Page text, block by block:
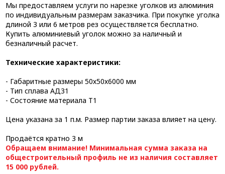
Мы предоставляем услуги по нарезке уголков из алюминия
по индивидуальным размерам заказчика. При покупке уголка
длиной 3 или 6 метров рез осуществляется бесплатно.
Купить алюминиевый уголок можно за наличный и
безналичный расчет.
Технические характеристики:
- Габаритные размеры 50х50х6000 мм
- Тип сплава АД31
- Состояние материала Т1
Цена указана за 1 п.м. Размер партии заказа влияет на цену.
Продаётся кратно 3 м
Обращаем внимание! Минимальная сумма заказа на
общестроительный профиль не из наличия составляет
15 000 рублей.